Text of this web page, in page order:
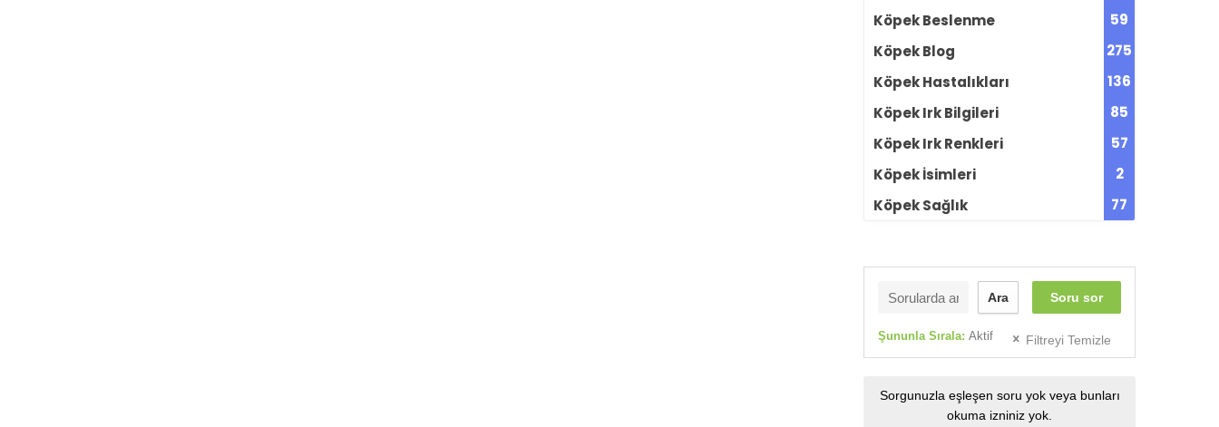
Köpek Beslenme
59
Köpek Blog
275
Köpek Hastalıkları
136
Köpek Irk Bilgileri
85
Köpek Irk Renkleri
57
Köpek İsimleri
2
Köpek Sağlık
77
Soru sor
Ara
Şununla Sırala: Aktif Filtreyi Temizle
Sorgunuzla eşleşen soru yok veya bunları
okuma izniniz yok.